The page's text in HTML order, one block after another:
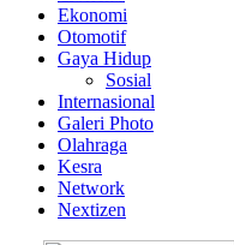
Ekonomi
Otomotif
Gaya Hidup
Sosial
Internasional
Galeri Photo
Olahraga
Kesra
Network
Nextizen